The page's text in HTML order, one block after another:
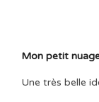
Mon petit
Une très belle